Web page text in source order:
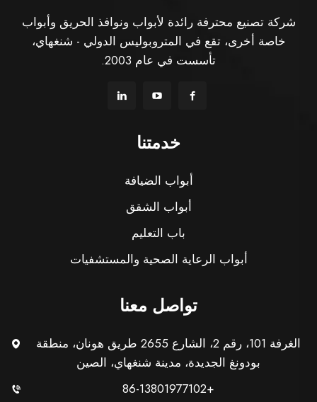
شركة تصنيع محترفة رائدة لأبواب ونوافذ الحريق وأبواب
خاصة أخرى، تقع في المتروبوليس الدولي - شنغهاي،
تأسست في عام 2003.
خدمتنا
أبواب الضيافة
أبواب الشقق
باب التعليم
أبواب الرعاية الصحية والمستشفيات
تواصل معنا
الغرفة 101، رقم 2، الشارع 2655 طريق هونان، منطقة
بودونغ الجديدة، مدينة شنغهاي، الصين
+86-13801977102